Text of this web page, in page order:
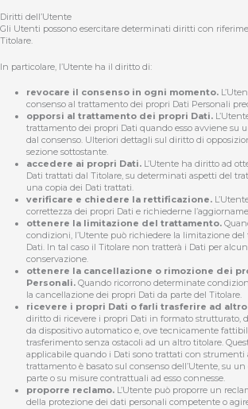
Diritti dell’Utente
Gli Utenti possono esercitare determinati diritti con
Titolare.
In particolare, l’Utente ha il diritto di:
revocare il consenso in ogni momento.
consenso al trattamento dei propri Dati Personali
opporsi al trattamento dei propri Dati.
trattamento dei propri Dati quando esso avviene su
dal consenso. Ulteriori dettagli sul diritto di
sezione sottostante.
accedere ai propri Dati.L’Utente ha diritto ad
Dati trattati dal Titolare, su determinati aspetti del
una copia dei Dati trattati.
verificare e chiedere la rettificazione.
correttezza dei propri Dati e richiederne
ottenere la limitazione del trattamento.
condizioni, l’Utente può richiedere la limitazione
Dati. In tal caso il Titolare non tratterà i Dati per
conservazione.
ottenere la cancellazione o rimozione dei
Personali.Quando ricorrono determinate
la cancellazione dei propri Dati da parte del Titolare.
ricevere i propri Dati o farli trasferire ad
diritto di ricevere i propri Dati in formato strutturato,
da dispositivo automatico e, ove tecnicamente
trasferimento senza ostacoli ad un altro titolare.
applicabile quando i Dati sono trattati con strumenti
trattamento è basato sul consenso dell’Utente, su
parte o su misure contrattuali ad esso connesse.
proporre reclamo.L’Utente può proporre un
della protezione dei dati personali competente o